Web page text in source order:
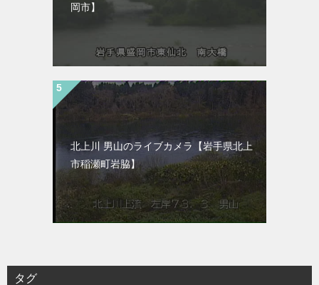
岡市】
北上川 男山のライブカメラ【岩手県北上
市稲瀬町岩脇】
タグ